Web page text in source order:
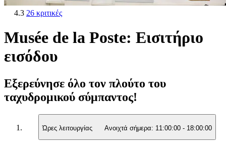
4.3 26 κριτικές
Musée de la Poste: Εισιτήριο
εισόδου
Εξερεύνησε όλο τον πλούτο του
ταχυδρομικού σύμπαντος!
Ώρες λειτουργίας Ανοιχτά σήμερα: 11:00:00 - 18:00:00